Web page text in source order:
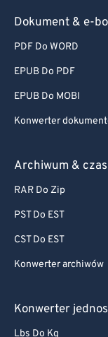
Dokument & e-
PDF Do WORD
EPUB Do PDF
EPUB Do MOBI
Konwerter
Archiwum & czas
RAR Do Zip
PST Do EST
CST Do EST
Konwerter archiwów
Konwerter
Lbs Do Kg